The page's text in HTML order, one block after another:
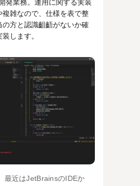
発業務。運用に関する実装
複雑なので、仕様を表で整
の方と認識齟齬がないか確
します。
最近はJetBrainsのIDEか